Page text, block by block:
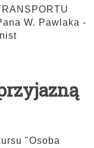
W. Pawlaka -
"Osoba